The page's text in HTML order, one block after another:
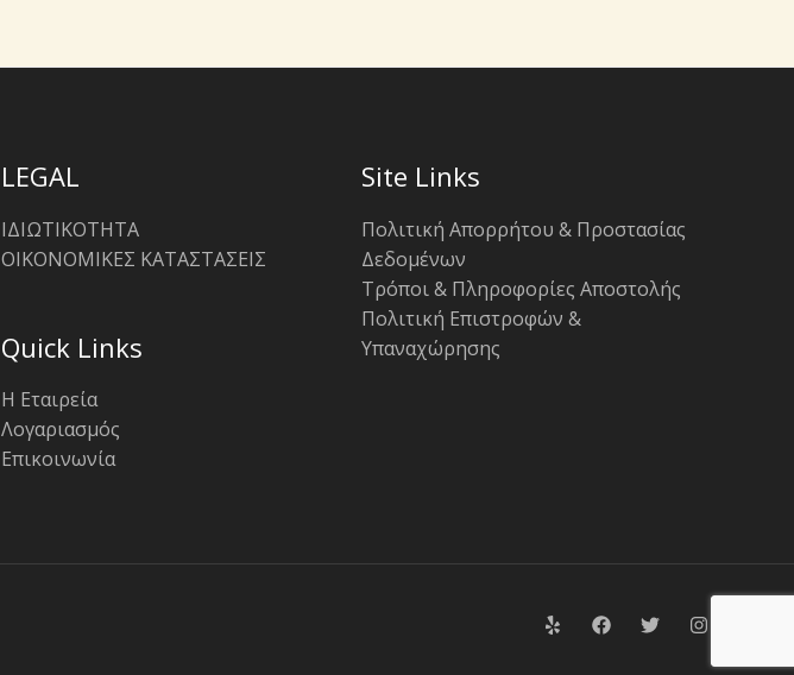
LEGAL
ΙΔΙΩΤΙΚΟΤΗΤΑ
ΟΙΚΟΝΟΜΙΚΕΣ ΚΑΤΑΣΤΑΣΕΙΣ
Quick Links
Η Εταιρεία
Λογαριασμός
Επικοινωνία
Site Links
Πολιτική Απορρήτου & Προστασίας
Δεδομένων
Τρόποι & Πληροφορίες Αποστολής
Πολιτική Επιστροφών &
Υπαναχώρησης